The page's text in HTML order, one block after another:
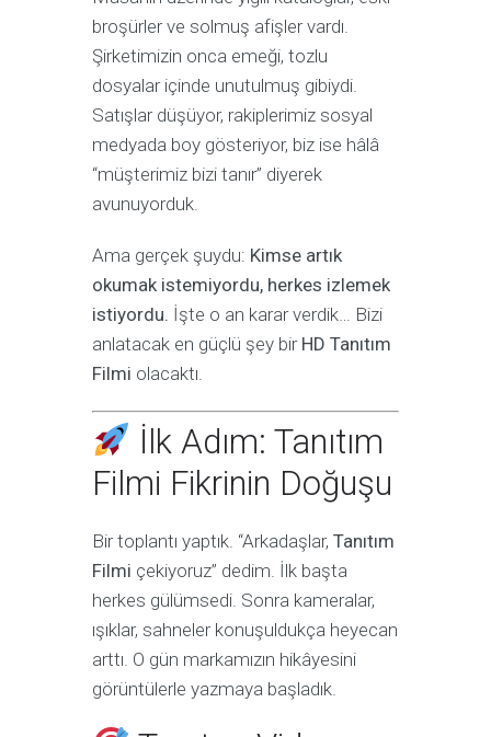
broşürler ve solmuş afişler vardı.
Şirketimizin onca emeği, tozlu
dosyalar içinde unutulmuş gibiydi.
Satışlar düşüyor, rakiplerimiz sosyal
medyada boy gösteriyor, biz ise hâlâ
“müşterimiz bizi tanır” diyerek
avunuyorduk.
Ama gerçek şuydu: Kimse artık
okumak istemiyordu, herkes izlemek
istiyordu. İşte o an karar verdik… Bizi
anlatacak en güçlü şey bir HD Tanıtım
Filmi olacaktı.
İlk Adım: Tanıtım
Filmi Fikrinin Doğuşu
Bir toplantı yaptık. “Arkadaşlar, Tanıtım
Filmi çekiyoruz” dedim. İlk başta
herkes gülümsedi. Sonra kameralar,
ışıklar, sahneler konuşuldukça heyecan
arttı. O gün markamızın hikâyesini
görüntülerle yazmaya başladık.